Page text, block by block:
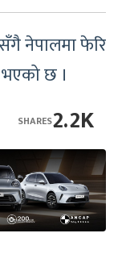
नेपालमा फेरि
भएको छ ।
2.2K
SHARES